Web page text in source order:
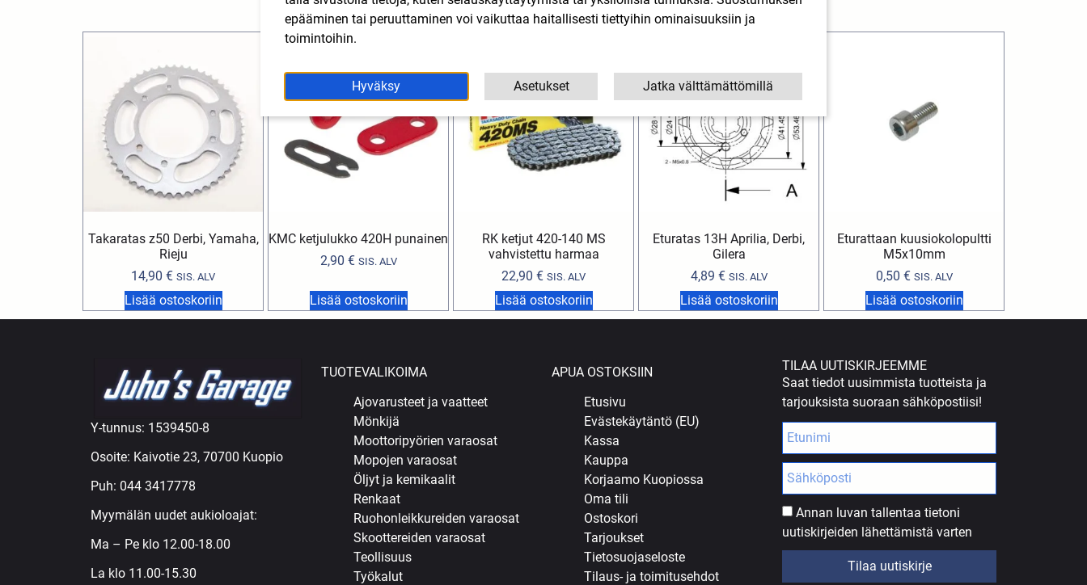
Takaratas z50 Derbi, Yamaha,
Rieju
14,90 € SIS. ALV
Lisää ostoskoriin
KMC ketjulukko 420H punainen
2,90 € SIS. ALV
Lisää ostoskoriin
RK ketjut 420-140 MS
vahvistettu harmaa
22,90 € SIS. ALV
Lisää ostoskoriin
Eturatas 13H Aprilia, Derbi,
Gilera
4,89 € SIS. ALV
Lisää ostoskoriin
Eturattaan kuusiokolopultti
M5x10mm
0,50 € SIS. ALV
Lisää ostoskoriin
Y-tunnus: 1539450-8
Osoite: Kaivotie 23, 70700 Kuopio
Puh: 044 3417778
Myymälän uudet aukioloajat:
Ma – Pe klo 12.00-18.00
La klo 11.00-15.30
TUOTEVALIKOIMA
Ajovarusteet ja vaatteet
Mönkijä
Moottoripyörien varaosat
Mopojen varaosat
Öljyt ja kemikaalit
Renkaat
Ruohonleikkureiden varaosat
Skoottereiden varaosat
Teollisuus
Työkalut
APUA OSTOKSIIN
Etusivu
Evästekäytäntö (EU)
Kassa
Kauppa
Korjaamo Kuopiossa
Oma tili
Ostoskori
Tarjoukset
Tietosuojaseloste
Tilaus- ja toimitusehdot
TILAA UUTISKIRJEEMME
Saat tiedot uusimmista tuotteista ja
tarjouksista suoraan sähköpostiisi!
Annan luvan tallentaa tietoni
uutiskirjeiden lähettämistä varten
Tilaa uutiskirje
epääminen tai peruuttaminen voi vaikuttaa haitallisesti tiettyihin ominaisuuksiin ja
toimintoihin.
Hyväksy Asetukset Jatka välttämättömillä